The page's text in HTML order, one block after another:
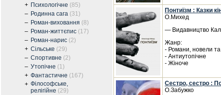
+ Психологічне (85)
– Родинна сага (31)
– Роман-виховання (8)
– Роман-життєпис (17)
– Роман-нарис (2)
+ Сільське (29)
– Спортивне (2)
– Утопічне (1)
+ Фантастичне (167)
+ Філософське,
релігійне (29)
Понтиїзм : Казки
О.Михед
— Видавництво
Жанр:
- Романи, новели
- Антиутопічне
- Жіноче
Сестро, сестро :
О.Забужко